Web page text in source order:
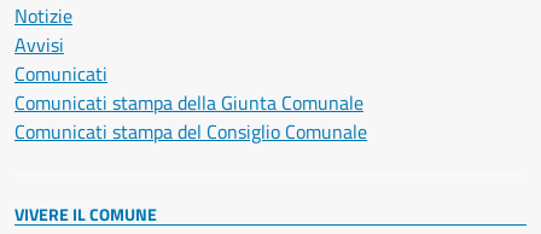
Notizie
Avvisi
Comunicati
Comunicati stampa della Giunta Comunale
Comunicati stampa del Consiglio Comunale
VIVERE IL COMUNE